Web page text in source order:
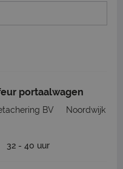
portaalwagen
BV
Noordwijk
32 - 40 uur